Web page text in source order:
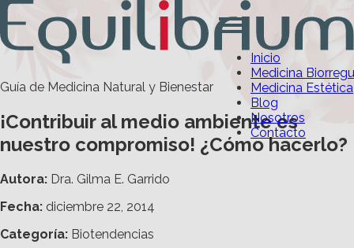
Inicio
Medicina
Medicina Estética
Blog
Nosotros
Contacto
Guía de Medicina Natural y Bienestar
¡Contribuir al medio ambiente es
nuestro compromiso! ¿Cómo hacerlo?
Autora: Dra. Gilma E. Garrido
Fecha: diciembre 22, 2014
Categoría: Biotendencias